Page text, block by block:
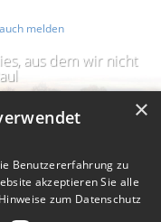
aus dem wir nicht
melden
×
Benutzererfahrung zu
akzeptieren Sie alle
Hinweise zum Datenschutz